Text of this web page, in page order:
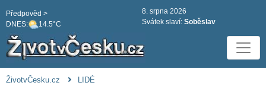
DNES: 14.5°C
Předpověd >
8. srpna 2026
Svátek slaví: Soběslav
ŽivotvČesku.cz LIDÉ